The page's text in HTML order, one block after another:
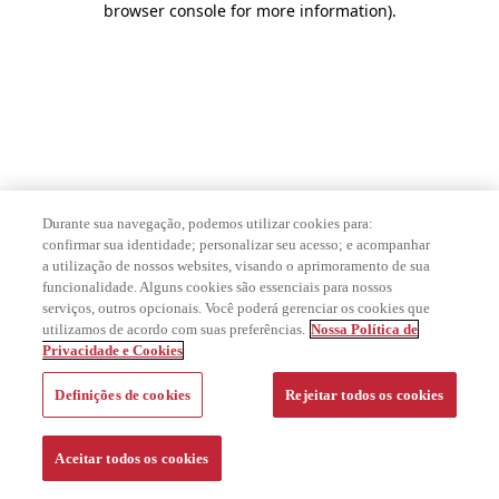
browser console for more information).
Durante sua navegação, podemos utilizar cookies para:
confirmar sua identidade; personalizar seu acesso; e acompanhar
a utilização de nossos websites, visando o aprimoramento de sua
funcionalidade. Alguns cookies são essenciais para nossos
serviços, outros opcionais. Você poderá gerenciar os cookies que
utilizamos de acordo com suas preferências. Nossa Política de
Privacidade e Cookies
Definições de cookies Rejeitar todos os cookies
Aceitar todos os cookies